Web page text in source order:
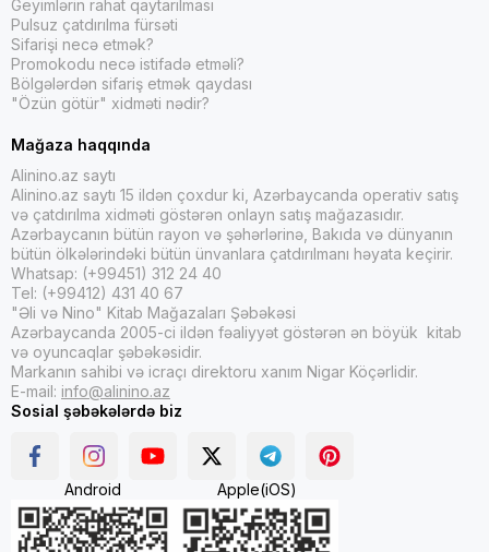
Geyimlərin rahat qaytarılması
Pulsuz çatdırılma fürsəti
Sifarişi necə etmək?
Promokodu necə istifadə etməli?
Bölgələrdən sifariş etmək qaydası
"Özün götür" xidməti nədir?
Mağaza haqqında
Alinino.az saytı
Alinino.az saytı 15 ildən çoxdur ki, Azərbaycanda operativ satış
və çatdırılma xidməti göstərən onlayn satış mağazasıdır.
Azərbaycanın bütün rayon və şəhərlərinə, Bakıda və dünyanın
bütün ölkələrindəki bütün ünvanlara çatdırılmanı həyata keçirir.
Whatsap: (+99451) 312 24 40
Tel: (+99412) 431 40 67
"Əli və Nino" Kitab Mağazaları Şəbəkəsi
Azərbaycanda 2005-ci ildən fəaliyyət göstərən ən böyük kitab
və oyuncaqlar şəbəkəsidir.
Markanın sahibi və icraçı direktoru xanım Nigar Köçərlidir.
E-mail: info@alinino.az
Sosial şəbəkələrdə biz
Android Apple(iOS)